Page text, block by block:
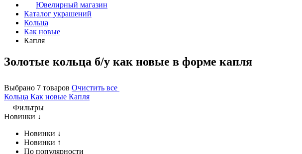
Ювелирный магазин
Каталог украшений
Кольца
Как новые
Капля
Золотые кольца б/у как новые в форме капля
Выбрано 7 товаров Очистить все
Кольца Как новые Капля
Фильтры
Новинки ↓
Новинки ↓
Новинки ↑
По популярности